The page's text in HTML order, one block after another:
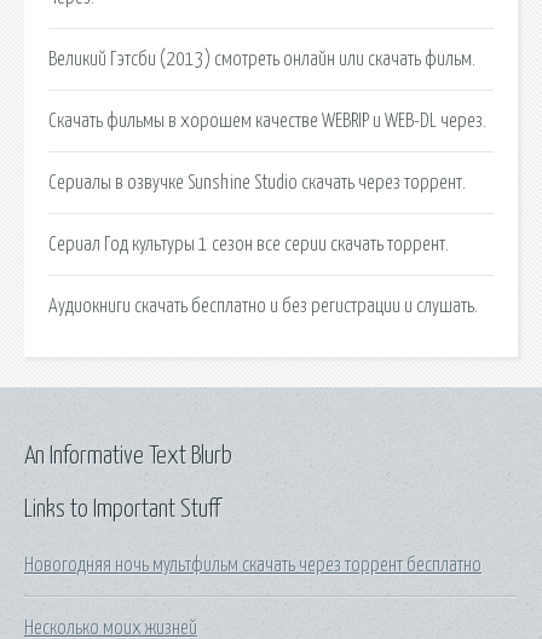
Великий Гэтсби (2013) смотреть онлайн или скачать фильм.
Скачать фильмы в хорошем качестве WEBRIP и WEB-DL через.
Сериалы в озвучке Sunshine Studio скачать через торрент.
Сериал Год культуры 1 сезон все серии скачать торрент.
Аудиокниги скачать бесплатно и без регистрации и слушать.
Links to Important Stuff
Новогодняя ночь мультфильм скачать через торрент бесплатно
Несколько моих жизней
An Informative Text Blurb